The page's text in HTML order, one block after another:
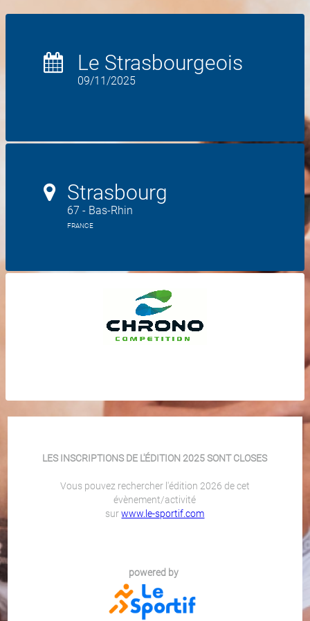
Le Strasbourgeois
09/11/2025
Strasbourg
67 - Bas-Rhin
FRANCE
LES INSCRIPTIONS DE L'ÉDITION 2025 SONT CLOSES
Vous pouvez rechercher l'édition 2026 de cet
évènement/activité
surwww.le-sportif.com
powered by